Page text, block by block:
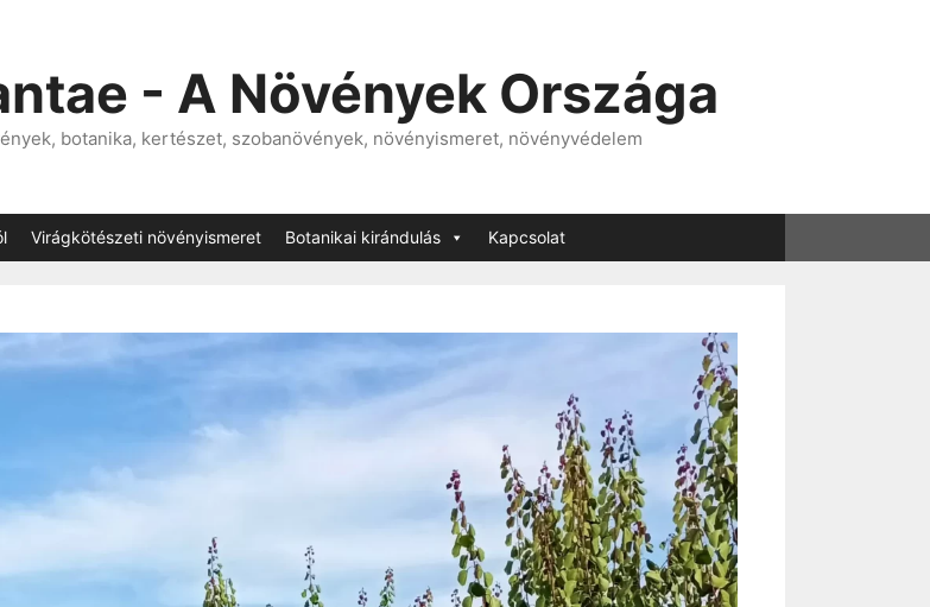
- A Növények Országa
botanika, kertészet, szobanövények, növényismeret, növényvédelem
Virágkötészeti növényismeret Botanikai kirándulás Kapcsolat